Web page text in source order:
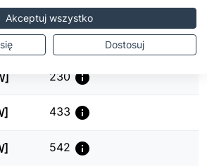
5903271062096
555 x 800 x 83info
230 info
433 info
542 info
Akceptuj wszystko
Dostosuj